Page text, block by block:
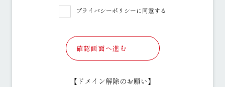
に、以下の方針に基づきお客様情報を取り扱います。
1.お客様情報の利用目的について
際にお客様に明示いたします。
○ その利用目的の達成に必要な範囲内でお客様情報を取り扱い
プライバシーポリシーに同意する
確認画面へ進む
【ドメイン解除のお願い】